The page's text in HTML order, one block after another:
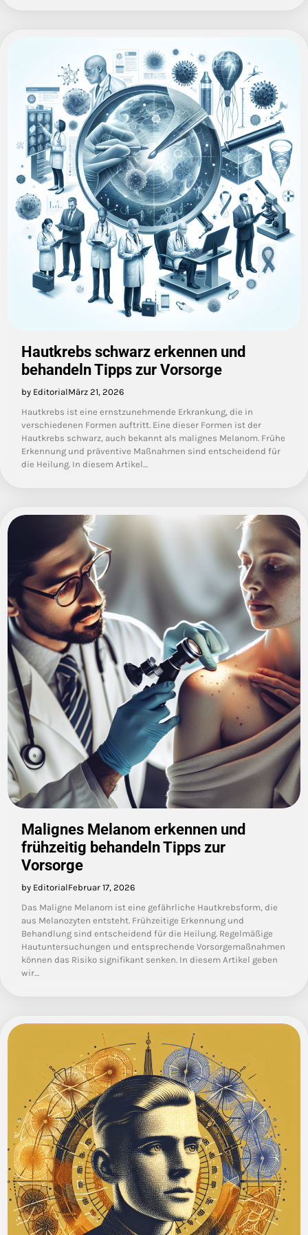
Hautkrebs schwarz erkennen und
behandeln Tipps zur Vorsorge
by EditorialMärz 21, 2026
Hautkrebs ist eine ernstzunehmende Erkrankung, die in
verschiedenen Formen auftritt. Eine dieser Formen ist der
Hautkrebs schwarz, auch bekannt als malignes Melanom. Frühe
Erkennung und präventive Maßnahmen sind entscheidend für
die Heilung. In diesem Artikel…
Malignes Melanom erkennen und
frühzeitig behandeln Tipps zur
Vorsorge
by EditorialFebruar 17, 2026
Das Maligne Melanom ist eine gefährliche Hautkrebsform, die
aus Melanozyten entsteht. Frühzeitige Erkennung und
Behandlung sind entscheidend für die Heilung. Regelmäßige
Hautuntersuchungen und entsprechende Vorsorgemaßnahmen
können das Risiko signifikant senken. In diesem Artikel geben
wir…